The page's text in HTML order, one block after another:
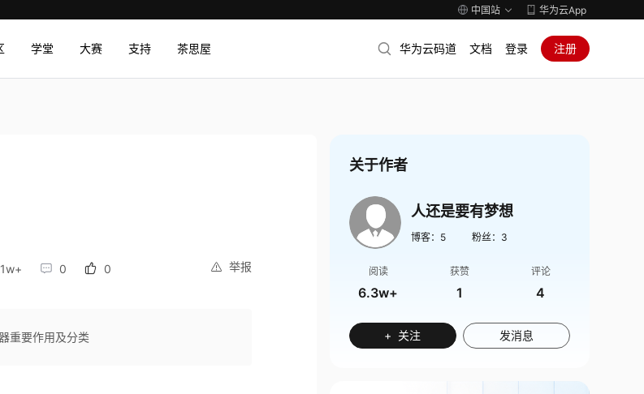
中国站 华为云App
学堂 大赛 支持 茶思屋 华为云码道 文档 登录 注册
举报
0 0
重要作用及分类
关于作者
人还是要有梦想
博客： 5 粉丝： 3
阅读
6.3w+
获赞
1
评论
4
+ 关注 发消息